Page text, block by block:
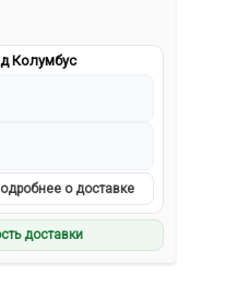
Колумбус
о доставке
доставки